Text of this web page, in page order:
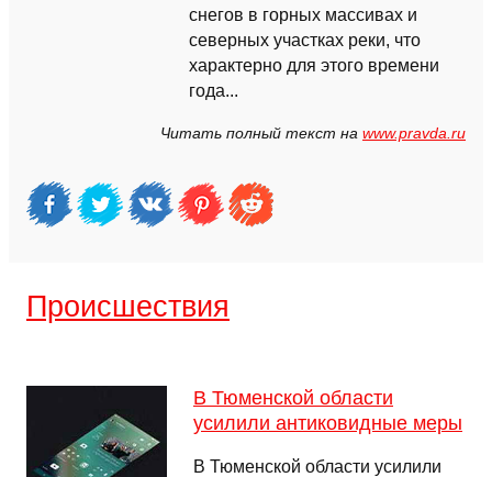
снегов в горных массивах и
северных участках реки, что
характерно для этого времени
года...
Читать полный текст на www.pravda.ru
Происшествия
В Тюменской области
усилили антиковидные меры
В Тюменской области усилили